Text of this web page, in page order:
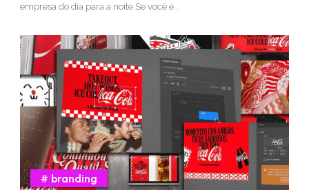
empresa do dia para a noite.Se você é...
branding